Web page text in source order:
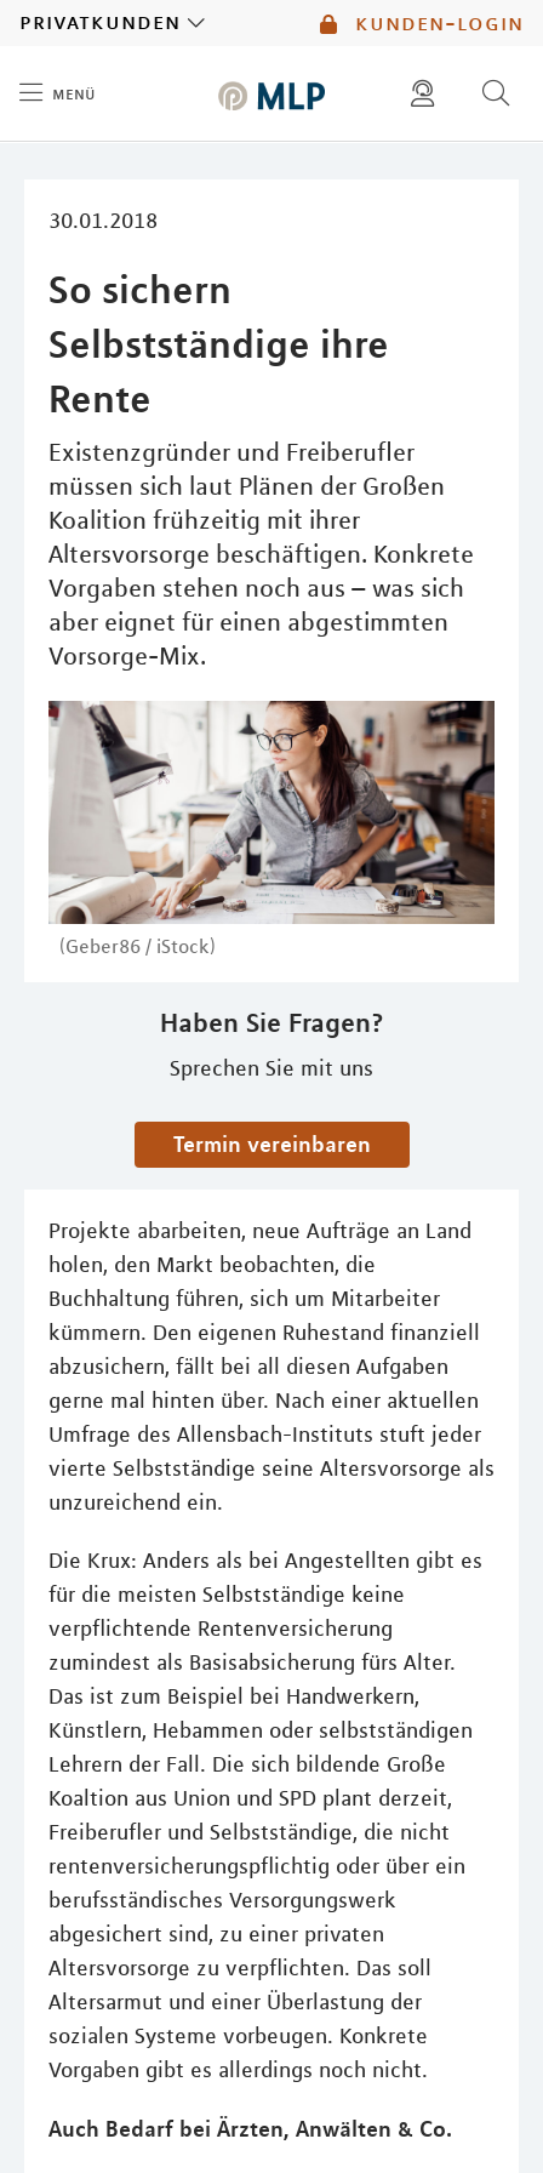
kunden-login
privatkunden
menü
30.01.2018
So sichern
Selbstständige ihre
Rente
Existenzgründer und Freiberufler
müssen sich laut Plänen der Großen
Koalition frühzeitig mit ihrer
Altersvorsorge beschäftigen. Konkrete
Vorgaben stehen noch aus – was sich
aber eignet für einen abgestimmten
Vorsorge-Mix.
(Geber86 / iStock)
Haben Sie Fragen?
Sprechen Sie mit uns
Termin vereinbaren
Projekte abarbeiten, neue Aufträge an Land
holen, den Markt beobachten, die
Buchhaltung führen, sich um Mitarbeiter
kümmern. Den eigenen Ruhestand finanziell
abzusichern, fällt bei all diesen Aufgaben
gerne mal hinten über. Nach einer aktuellen
Umfrage des Allensbach-Instituts stuft jeder
vierte Selbstständige seine Altersvorsorge als
unzureichend ein.
Die Krux: Anders als bei Angestellten gibt es
für die meisten Selbstständige keine
verpflichtende Rentenversicherung
zumindest als Basisabsicherung fürs Alter.
Das ist zum Beispiel bei Handwerkern,
Künstlern, Hebammen oder selbstständigen
Lehrern der Fall. Die sich bildende Große
Koaltion aus Union und SPD plant derzeit,
Freiberufler und Selbstständige, die nicht
rentenversicherungspflichtig oder über ein
berufsständisches Versorgungswerk
abgesichert sind, zu einer privaten
Altersvorsorge zu verpflichten. Das soll
Altersarmut und einer Überlastung der
sozialen Systeme vorbeugen. Konkrete
Vorgaben gibt es allerdings noch nicht.
Auch Bedarf bei Ärzten, Anwälten & Co.